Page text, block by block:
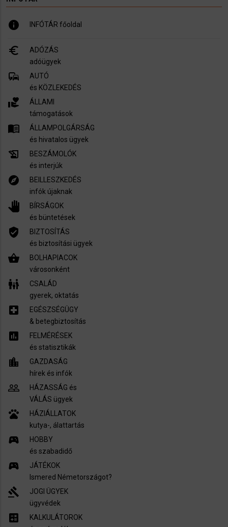
info INFÓTÁR főoldal
euro_symbol
ADÓZÁS
adóügyek
commute
AUTÓ
és KÖZLEKEDÉS
volunteer_activism
ÁLLAMI
támogatások
menu_book
ÁLLAMPOLGÁRSÁG
és hivatalos ügyek
history_edu
BESZÁMOLÓK
és interjúk
explore
BEILLESZKEDÉS
infók újaknak
pan_tool
BÍRSÁGOK
és büntetések
verified_user
BIZTOSÍTÁS
és biztosítási ügyek
shopping_basket
BOLHAPIACOK
városonként
family_restroom
CSALÁD
gyerek, oktatás
local_hospital
EGÉSZSÉGÜGY
​& betegbiztosítás
assessment
FELMÉRÉSEK
és statisztikák
location_city
GAZDASÁG
hírek és infók
people_outline
HÁZASSÁG és
VÁLÁS ügyek
pets
HÁZIÁLLATOK
kutya-, álattartás
sports_esports
HOBBY
és szabadidő
sports_esports
JÁTÉKOK
Ismered Németországot?
gavel
JOGI ÜGYEK
ügyvédek
calculate
KALKULÁTOROK